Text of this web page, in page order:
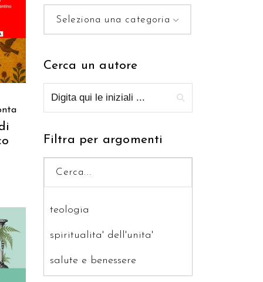
Seleziona una categoria
Cerca un autore
Filtra per argomenti
teologia
spiritualita' dell'unita'
salute e benessere